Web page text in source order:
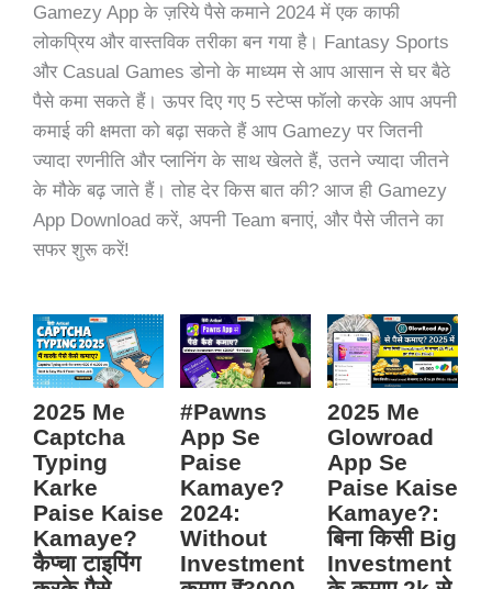
Gamezy App के ज़रिये पैसे कमाने 2024 में एक काफी
लोकप्रिय और वास्तविक तरीका बन गया है। Fantasy Sports
और Casual Games डोनो के माध्यम से आप आसान से घर बैठे
पैसे कमा सकते हैं। ऊपर दिए गए 5 स्टेप्स फॉलो करके आप अपनी
कमाई की क्षमता को बढ़ा सकते हैं आप Gamezy पर जितनी
ज्यादा रणनीति और प्लानिंग के साथ खेलते हैं, उतने ज्यादा जीतने
के मौके बढ़ जाते हैं। तोह देर किस बात की? आज ही Gamezy
App Download करें, अपनी Team बनाएं, और पैसे जीतने का
सफर शुरू करें!
2025 Me
Captcha
Typing
Karke
Paise Kaise
Kamaye?
कैप्चा टाइपिंग
#Pawns
App Se
Paise
Kamaye?
2024:
Without
Investment
2025 Me
Glowroad
App Se
Paise Kaise
Kamaye?:
बिना किसी Big
Investment